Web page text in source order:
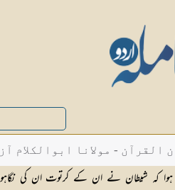
القرآن - مولانا ابوالکلام
کہ شیطان نے ان کے کرتوت ان کی